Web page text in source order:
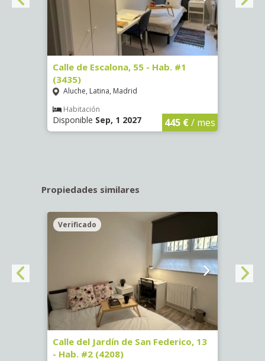
Calle de Escalona, 55 - Hab. #1
(3435)
Aluche, Latina, Madrid
Habitación
Disponible Sep, 1 2027 445 €/ mes
Propiedades similares
Verificado
Calle del Jardín de San Federico, 13
- Hab. #2 (4208)